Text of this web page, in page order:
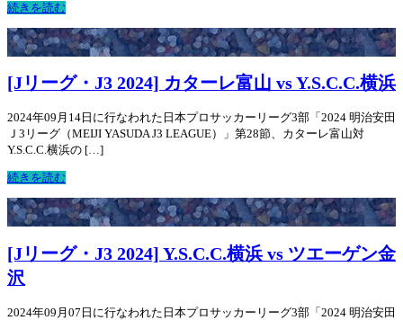
続きを読む
[Jリーグ・J3 2024] カターレ富山 vs Y.S.C.C.横浜
2024年09月14日に行なわれた日本プロサッカーリーグ3部「2024 明治安田
Ｊ3リーグ（MEIJI YASUDA J3 LEAGUE）」第28節、カターレ富山対
Y.S.C.C.横浜の […]
続きを読む
[Jリーグ・J3 2024] Y.S.C.C.横浜 vs ツエーゲン金
沢
2024年09月07日に行なわれた日本プロサッカーリーグ3部「2024 明治安田